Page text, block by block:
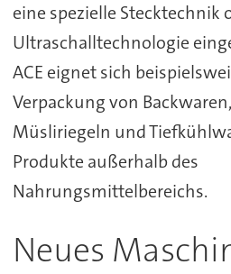
eine spezielle Stecktechnik
Ultraschalltechnologie
ACE eignet sich
Verpackung von
Müsliriegeln und
Produkte außerhalb des
Nahrungsmittelbereichs.
Neues